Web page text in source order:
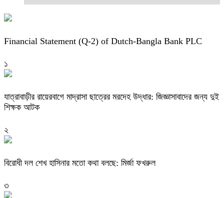
Financial Statement (Q-2) of Dutch-Bangla Bank PLC
১
যাত্রাবাড়ীর রায়েরবাগে মাদ্রাসা ছাত্রের মরদেহ উদ্ধার: জিজ্ঞাসাবাদের জন্য দুই
শিক্ষক আটক
২
বিরোধী দল শেখ হাসিনার মতো কথা বলছে: মির্জা ফখরুল
৩